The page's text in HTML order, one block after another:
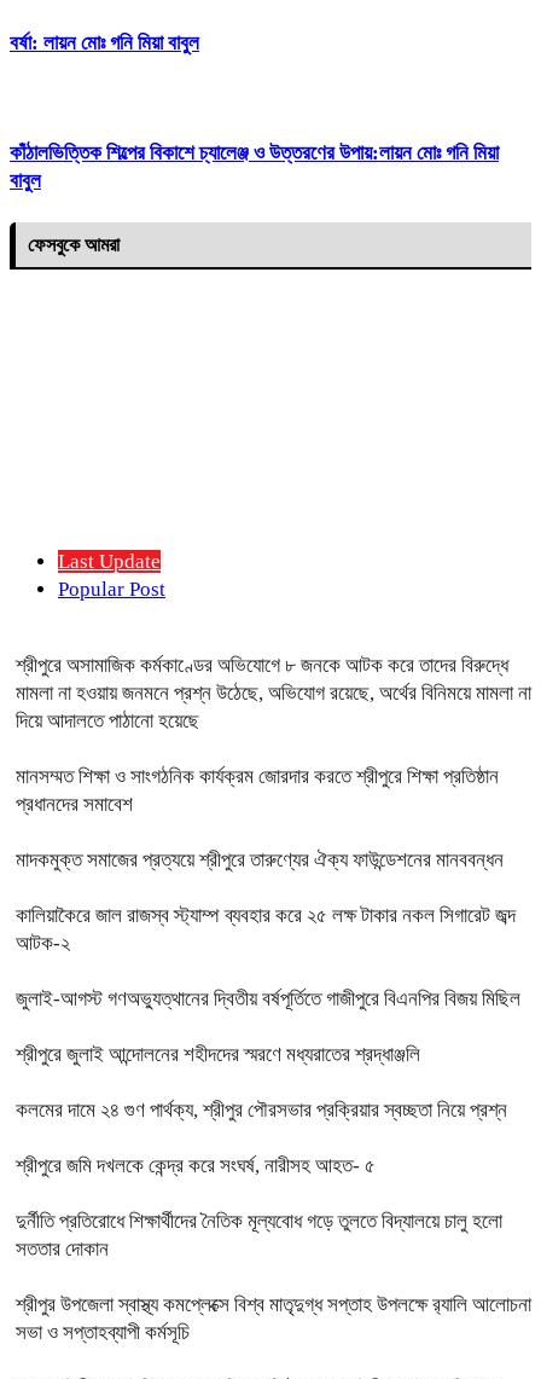
বর্ষা: লায়ন মোঃ গনি মিয়া বাবুল
কাঁঠালভিত্তিক শিল্পের বিকাশে চ্যালেঞ্জ ও উত্তরণের উপায়:লায়ন মোঃ গনি মিয়া
বাবুল
ফেসবুকে আমরা
Last Update
Popular Post
শ্রীপুরে অসামাজিক কর্মকাণ্ডের অভিযোগে ৮ জনকে আটক করে তাদের বিরুদ্ধে
মামলা না হওয়ায় জনমনে প্রশ্ন উঠেছে, অভিযোগ রয়েছে, অর্থের বিনিময়ে মামলা না
দিয়ে আদালতে পাঠানো হয়েছে
মানসম্মত শিক্ষা ও সাংগঠনিক কার্যক্রম জোরদার করতে শ্রীপুরে শিক্ষা প্রতিষ্ঠান
প্রধানদের সমাবেশ
মাদকমুক্ত সমাজের প্রত্যয়ে শ্রীপুরে তারুণ্যের ঐক্য ফাউন্ডেশনের মানববন্ধন
কালিয়াকৈরে জাল রাজস্ব স্ট্যাম্প ব্যবহার করে ২৫ লক্ষ টাকার নকল সিগারেট জব্দ
আটক-২
জুলাই-আগস্ট গণঅভ্যুত্থানের দ্বিতীয় বর্ষপূর্তিতে গাজীপুরে বিএনপির বিজয় মিছিল
শ্রীপুরে জুলাই আন্দোলনের শহীদদের স্মরণে মধ্যরাতের শ্রদ্ধাঞ্জলি
কলমের দামে ২৪ গুণ পার্থক্য, শ্রীপুর পৌরসভার প্রক্রিয়ার স্বচ্ছতা নিয়ে প্রশ্ন
শ্রীপুরে জমি দখলকে কেন্দ্র করে সংঘর্ষ, নারীসহ আহত- ৫
দুর্নীতি প্রতিরোধে শিক্ষার্থীদের নৈতিক মূল্যবোধ গড়ে তুলতে বিদ্যালয়ে চালু হলো
সততার দোকান
শ্রীপুর উপজেলা স্বাস্থ্য কমপ্লেক্সে বিশ্ব মাতৃদুগ্ধ সপ্তাহ উপলক্ষে র‍্যালি আলোচনা
সভা ও সপ্তাহব্যাপী কর্মসূচি